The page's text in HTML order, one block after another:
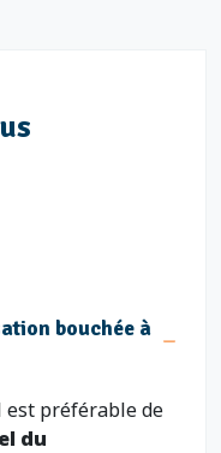
bouchée à
est préférable de
du